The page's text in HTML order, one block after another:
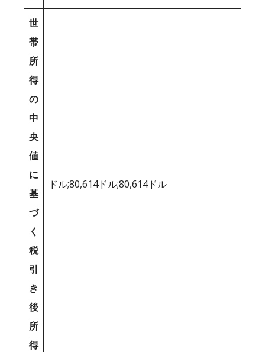
世
帯
所
得
の
中
央
値
に
基
づ
く
税
引
き
後
所
得
ドル;80,614ドル;80,614ドル